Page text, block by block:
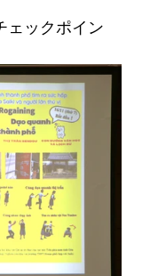
ェックポイン